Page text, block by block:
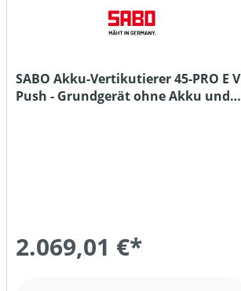
SABO Akku-Vertikutierer 45-PRO E V
Push - Grundgerät ohne Akku und
2.069,01 €*